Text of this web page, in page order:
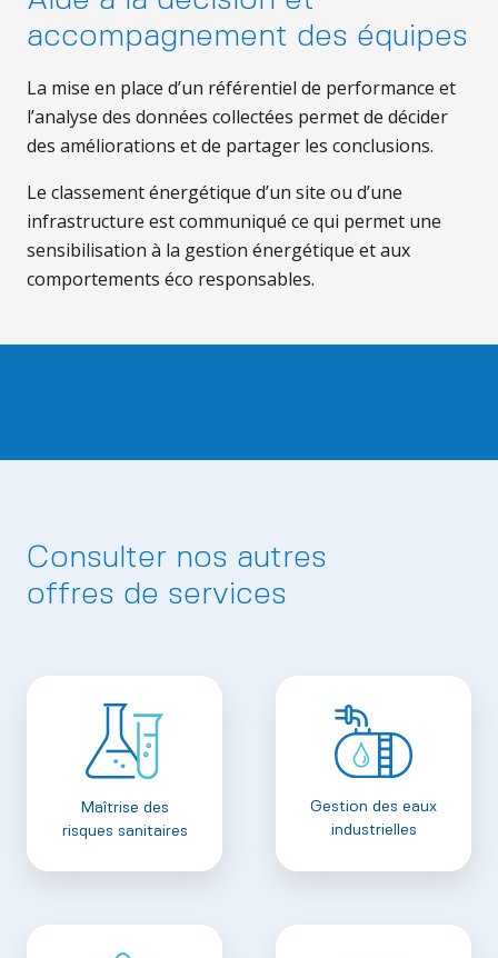
accompagnement des équipes
La mise en place d’un référentiel de performance et
l’analyse des données collectées permet de décider
des améliorations et de partager les conclusions.
Le classement énergétique d’un site ou d’une
infrastructure est communiqué ce qui permet une
sensibilisation à la gestion énergétique et aux
comportements éco responsables.
Consulter nos autres
offres de services
Maîtrise des
risques sanitaires
Gestion des eaux
industrielles